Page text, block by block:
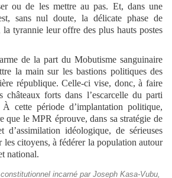
ou de les mettre au pas. Et, dans une
sans nul doute, la délicate phase de
tyrannie leur offre des plus hauts postes
de la part du Mobutisme sanguinaire
la main sur les bastions politiques des
république. Celle-ci vise, donc, à faire
châteaux forts dans l’escarcelle du parti
cette période d’implantation politique,
que le MPR éprouve, dans sa stratégie de
d’assimilation idéologique, de sérieuses
les citoyens, à fédérer la population autour
national.
incarné par Joseph Kasa-Vubu,